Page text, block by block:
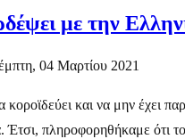
με την
04 Μαρτίου 2021
κοροϊδεύει και να μην έχει
Έτσι, πληροφορηθήκαμε ότι